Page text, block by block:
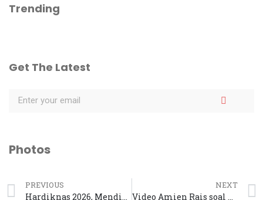
Trending
Get The Latest
Photos
PREVIOUS
Hardiknas 2026, Mendikdasmen Jadikan ‘Deep Learning’ Kunci Utama Cetak SDM Unggul
NEXT
Video Amien Rais soal Seskab Teddy Hilang dari YouTube